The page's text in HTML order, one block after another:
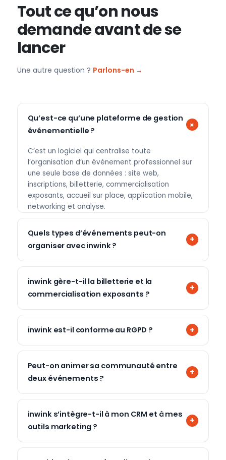
Tout ce qu’on nous
demande avant de se
lancer
Une autre question ? Parlons-en →
Qu’est-ce qu’une plateforme de gestion
événementielle ?
C’est un logiciel qui centralise toute
l’organisation d’un événement professionnel sur
une seule base de données : site web,
inscriptions, billetterie, commercialisation
exposants, accueil sur place, application mobile,
networking et analyse.
Quels types d’événements peut-on
organiser avec inwink ?
inwink gère-t-il la billetterie et la
commercialisation exposants ?
inwink est-il conforme au RGPD ?
Peut-on animer sa communauté entre
deux événements ?
inwink s’intègre-t-il à mon CRM et à mes
outils marketing ?